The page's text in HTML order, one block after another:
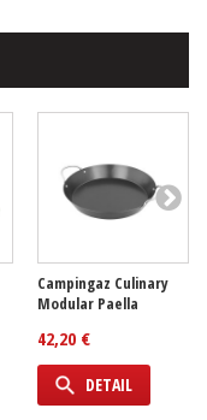
Campingaz Culinary
Modular Paella
42,20 €
DETAIL